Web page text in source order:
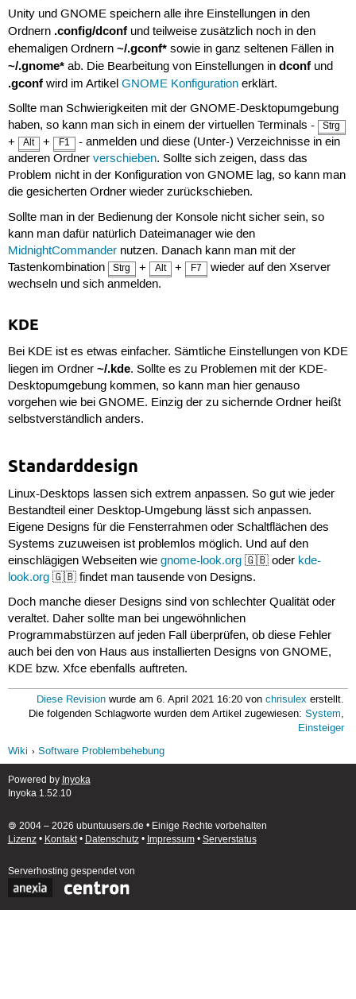
Unity und GNOME speichern alle ihre Einstellungen in den
Ordnern .config/dconfund teilweise zusätzlich noch in den
ehemaligen Ordnern ~/.gconf*sowie in ganz seltenen Fällen in
~/.gnome*ab. Die Bearbeitung von Einstellungen in dconfund
.gconfwird im Artikel GNOME Konfigurationerklärt.
Sollte man Schwierigkeiten mit der GNOME-Desktopumgebung
haben, so kann man sich in einem der virtuellen Terminals -
Strg
+ Alt + F1
- anmelden und diese (Unter-) Verzeichnisse in ein
anderen Ordner verschieben. Sollte sich zeigen, dass das
Problem nicht in der Konfiguration von GNOME lag, so kann man
die gesicherten Ordner wieder zurückschieben.
Sollte man in der Bedienung der Konsole nicht sicher sein, so
kann man dafür natürlich Dateimanager wie den
MidnightCommandernutzen. Danach kann man mit der
Tastenkombination
Strg + Alt + F7
wieder auf den Xserver
wechseln und sich anmelden.
KDE
Bei KDE ist es etwas einfacher. Sämtliche Einstellungen von KDE
liegen im Ordner ~/.kde. Sollte es zu Problemen mit der KDE-
Desktopumgebung kommen, so kann man hier genauso
vorgehen wie bei GNOME. Einzig der zu sichernde Ordner heißt
selbstverständlich anders.
Standarddesign
Linux-Desktops lassen sich extrem anpassen. So gut wie jeder
Bestandteil einer Desktop-Umgebung lässt sich anpassen.
Eigene Designs für die Fensterrahmen oder Schaltflächen des
Systems zuzuweisen ist problemlos möglich. Und auf den
einschlägigen Webseiten wie gnome-look.org🇬🇧 oder kde-
look.org🇬🇧 findet man tausende von Designs.
Doch manche dieser Designs sind von schlechter Qualität oder
veraltet. Daher sollte man bei ungewöhnlichen
Programmabstürzen auf jeden Fall überprüfen, ob diese Fehler
auch bei den von Haus aus installierten Designs von GNOME,
KDE bzw. Xfce ebenfalls auftreten.
Diese Revision wurde am 6. April 2021 16:20 vonchrisulex erstellt.
Die folgenden Schlagworte wurden dem Artikel zugewiesen:System,
Einsteiger
Wiki
Software Problembehebung
Powered by Inyoka
Inyoka 1.52.10
🄯 2004 – 2026 ubuntuusers.de • Einige Rechte vorbehalten
Lizenz• Kontakt• Datenschutz• Impressum• Serverstatus
Serverhosting gespendet von